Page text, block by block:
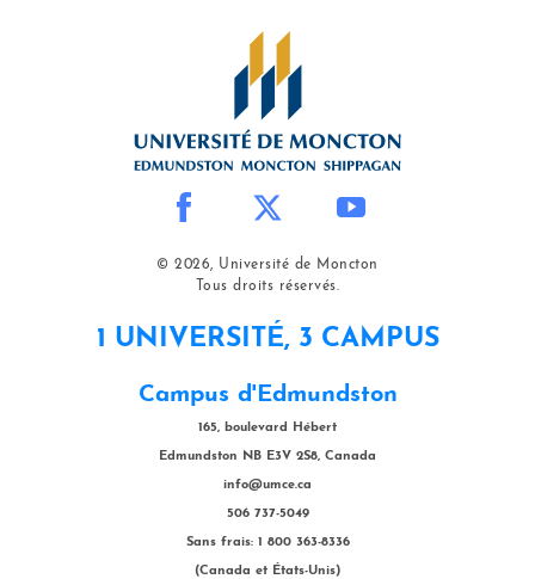
© 2026, Université de Moncton
Tous droits réservés.
1 UNIVERSITÉ, 3 CAMPUS
Campus d'Edmundston
165, boulevard Hébert
Edmundston NB E3V 2S8, Canada
info@umce.ca
506 737-5049
Sans frais: 1 800 363-8336
(Canada et États-Unis)